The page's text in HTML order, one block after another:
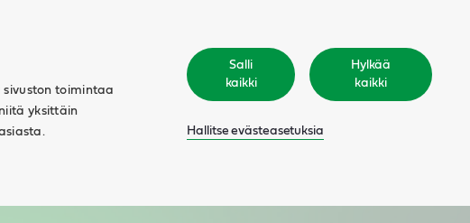
toimintaa
yksittäin
Salli
kaikki
Hylkää
kaikki
Hallitse evästeasetuksia